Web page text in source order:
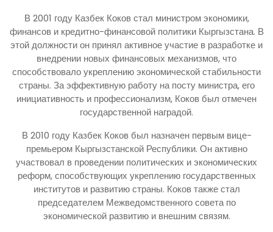
В 2001 году Казбек Коков стал министром экономики,
финансов и кредитно-финансовой политики Кыргызстана. В
этой должности он принял активное участие в разработке и
внедрении новых финансовых механизмов, что
способствовало укреплению экономической стабильности
страны. За эффективную работу на посту министра, его
инициативность и профессионализм, Коков был отмечен
государственной наградой.
В 2010 году Казбек Коков был назначен первым вице-
премьером Кыргызстанской Республики. Он активно
участвовал в проведении политических и экономических
реформ, способствующих укреплению государственных
институтов и развитию страны. Коков также стал
председателем Межведомственного совета по
экономической развитию и внешним связям.